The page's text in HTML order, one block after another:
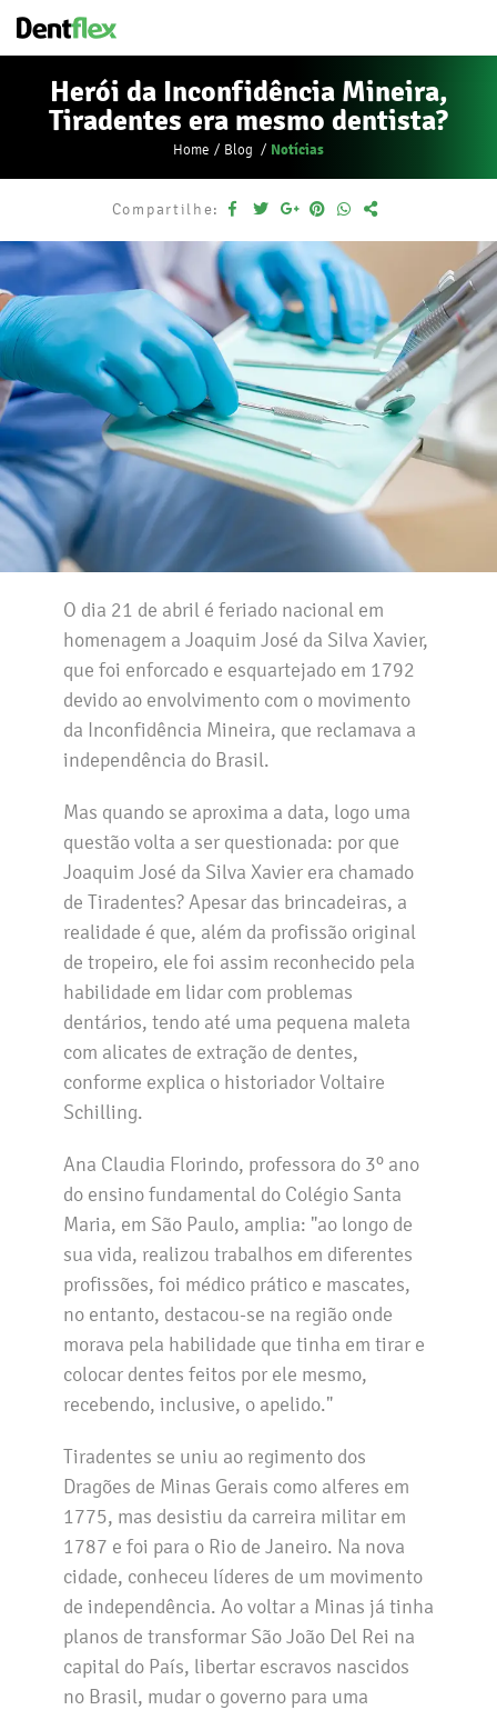
Herói da Inconfidência Mineira,
Tiradentes era mesmo dentista?
Home Blog Notícias
Compartilhe:
O dia 21 de abril é feriado nacional em
homenagem a Joaquim José da Silva Xavier,
que foi enforcado e esquartejado em 1792
devido ao envolvimento com o movimento
da Inconfidência Mineira, que reclamava a
independência do Brasil.
Mas quando se aproxima a data, logo uma
questão volta a ser questionada: por que
Joaquim José da Silva Xavier era chamado
de Tiradentes? Apesar das brincadeiras, a
realidade é que, além da profissão original
de tropeiro, ele foi assim reconhecido pela
habilidade em lidar com problemas
dentários, tendo até uma pequena maleta
com alicates de extração de dentes,
conforme explica o historiador Voltaire
Schilling.
Ana Claudia Florindo, professora do 3º ano
do ensino fundamental do Colégio Santa
Maria, em São Paulo, amplia: "ao longo de
sua vida, realizou trabalhos em diferentes
profissões, foi médico prático e mascates,
no entanto, destacou-se na região onde
morava pela habilidade que tinha em tirar e
colocar dentes feitos por ele mesmo,
recebendo, inclusive, o apelido."
Tiradentes se uniu ao regimento dos
Dragões de Minas Gerais como alferes em
1775, mas desistiu da carreira militar em
1787 e foi para o Rio de Janeiro. Na nova
cidade, conheceu líderes de um movimento
de independência. Ao voltar a Minas já tinha
planos de transformar São João Del Rei na
capital do País, libertar escravos nascidos
no Brasil, mudar o governo para uma